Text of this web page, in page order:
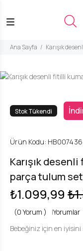
Ana Sayfa Karışık
Stok Tükendi
Ürün Kodu: HB007436
Karışık
parça tulum set
₺1.099,99
(0 Yorum ) |Yorumlar
Bebeğiniz için en iyisini